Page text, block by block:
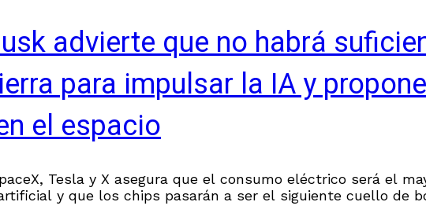
advierte que no habrá
para impulsar la IA y
el espacio
Tesla y X asegura que el consumo eléctrico será el
y que los chips pasarán a ser el siguiente cuello de